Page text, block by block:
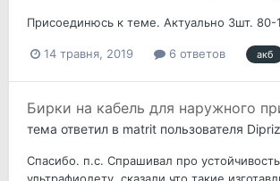
Присоединюсь к теме. Актуально 3шт. 80-
14 травня, 2019 6 ответов акб
Бирки на кабель для наружного
тема ответил в matrit пользователя
Спасибо. п.с. Спрашивал про
ультрафиолету, сказали что такие